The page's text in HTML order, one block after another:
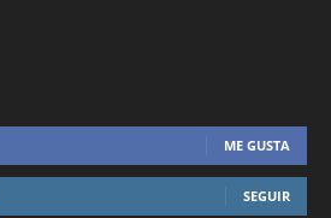
ME GUSTA
SEGUIR